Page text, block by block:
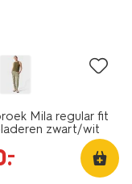
Mila regular fit
zwart/wit
.
–